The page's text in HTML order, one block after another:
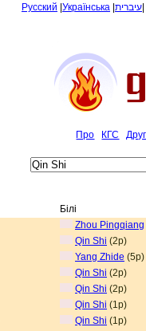
Русский Українська עיברית
Про КГС
Білі
Zhou Pingqiang
Qin Shi (2p)
Yang Zhide (5p)
Qin Shi (2p)
Qin Shi (2p)
Qin Shi (1p)
Qin Shi (1p)